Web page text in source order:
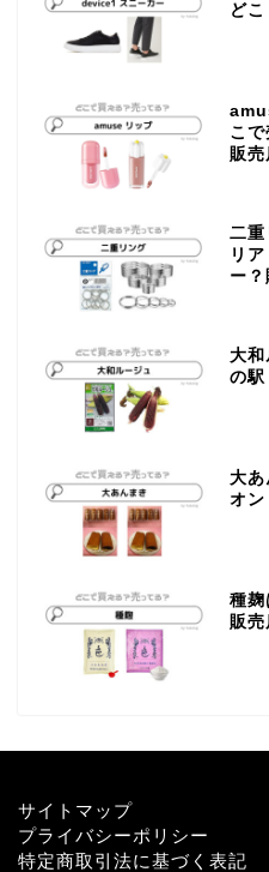
ど
こ
販売
二重
リ
ー
大和
の駅
大あ
オン
種麹
販
サイトマップ
プライバシーポリシー
特定商取引法に基づく表記